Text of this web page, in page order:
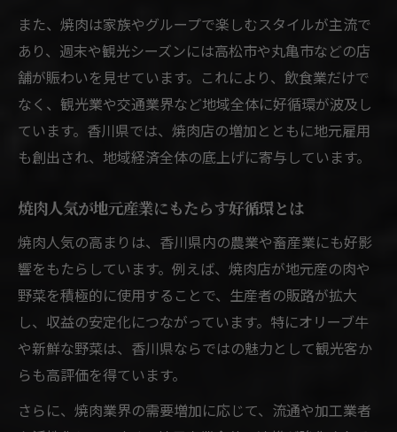
地元食材が香川県焼肉に新風を吹き込む理
由
焼肉店で注目される香川県産の厳選素材と
は
焼肉と地元農業の連携がもたらす相乗効果
香川県焼肉業界で進む食材の地産地消戦略
焼肉を通じた香川県の地域活性化成功ストーリ
ー
焼肉店による地域活性化の実際の成功事例
紹介
香川県の焼肉と観光が生んだ新しい流れと
は
地元焼肉店が地域経済に与えたインパクト
焼肉文化がコミュニティをつなぐ架け橋に
また、焼肉は家族やグループで楽しむスタイルが主流で
あり、週末や観光シーズンには高松市や丸亀市などの店
舗が賑わいを見せています。これにより、飲食業だけで
なく、観光業や交通業界など地域全体に好循環が波及し
ています。香川県では、焼肉店の増加とともに地元雇用
も創出され、地域経済全体の底上げに寄与しています。
焼肉人気が地元産業にもたらす好循環とは
焼肉人気の高まりは、香川県内の農業や畜産業にも好影
響をもたらしています。例えば、焼肉店が地元産の肉や
野菜を積極的に使用することで、生産者の販路が拡大
し、収益の安定化につながっています。特にオリーブ牛
や新鮮な野菜は、香川県ならではの魅力として観光客か
らも高評価を得ています。
さらに、焼肉業界の需要増加に応じて、流通や加工業者